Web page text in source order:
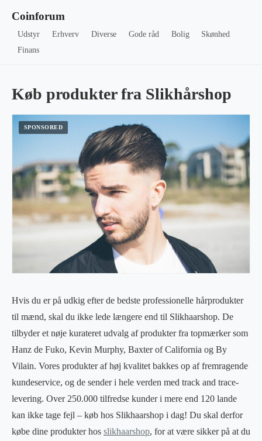
Coinforum
Udstyr Erhverv Diverse Gode råd Bolig
Skønhed
Finans
Køb produkter fra Slikhårshop
Hvis du er på udkig efter de bedste professionelle hårprodukter
til mænd, skal du ikke lede længere end til Slikhaarshop. De
tilbyder et nøje kurateret udvalg af produkter fra topmærker som
Hanz de Fuko, Kevin Murphy, Baxter of California og By
Vilain. Vores produkter af høj kvalitet bakkes op af fremragende
kundeservice, og de sender i hele verden med track and trace-
levering. Over 250.000 tilfredse kunder i mere end 120 lande
kan ikke tage fejl – køb hos Slikhaarshop i dag! Du skal derfor
købe dine produkter hos slikhaarshop, for at være sikker på at du